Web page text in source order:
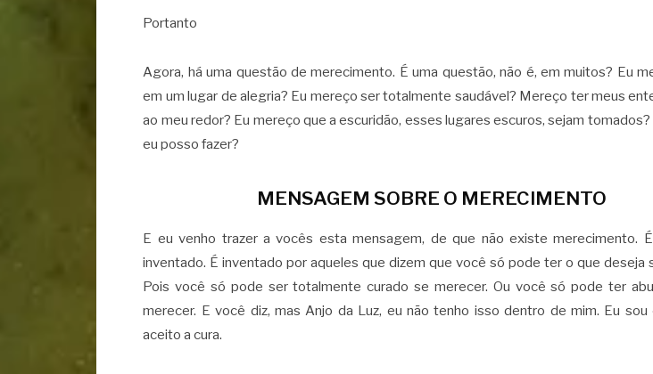
Portanto
Agora, há uma questão de merecimento. É uma questão, não é, em muitos? Eu
em um lugar de alegria? Eu mereço ser totalmente saudável? Mereço ter meus
ao meu redor? Eu mereço que a escuridão, esses lugares escuros, sejam tomados?
eu posso fazer?
MENSAGEM SOBRE O MERECIMENTO
E eu venho trazer a vocês esta mensagem, de que não existe merecimento.
inventado. É inventado por aqueles que dizem que você só pode ter o que deseja
Pois você só pode ser totalmente curado se merecer. Ou você só pode ter
merecer. E você diz, mas Anjo da Luz, eu não tenho isso dentro de mim. Eu sou
aceito a cura.